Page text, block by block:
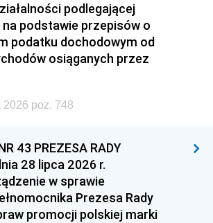
podlegającej
podstawie przepisów o
podatku dochodowym od
osiąganych przez
2026 poz. 748
43 PREZESA RADY
28 lipca 2026 r.
w sprawie
Prezesa Rady
promocji polskiej marki